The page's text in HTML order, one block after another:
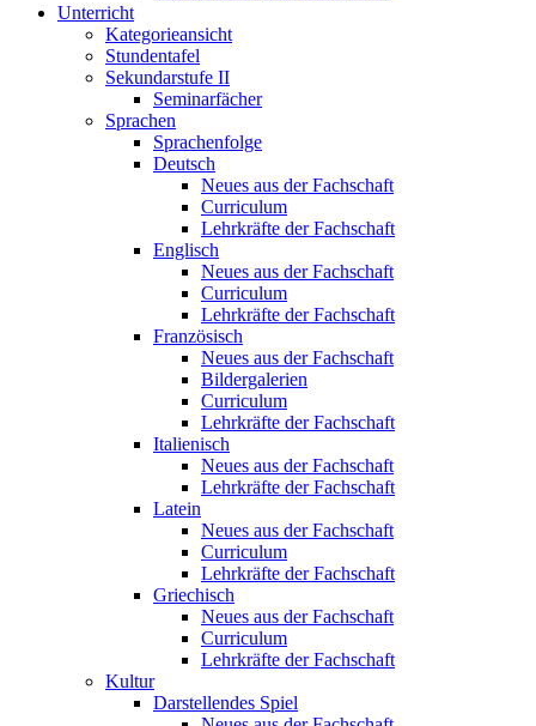
Unterricht
Kategorieansicht
Stundentafel
Sekundarstufe II
Seminarfächer
Sprachen
Sprachenfolge
Deutsch
Neues aus der Fachschaft
Curriculum
Lehrkräfte der Fachschaft
Englisch
Neues aus der Fachschaft
Curriculum
Lehrkräfte der Fachschaft
Französisch
Neues aus der Fachschaft
Bildergalerien
Curriculum
Lehrkräfte der Fachschaft
Italienisch
Neues aus der Fachschaft
Lehrkräfte der Fachschaft
Latein
Neues aus der Fachschaft
Curriculum
Lehrkräfte der Fachschaft
Griechisch
Neues aus der Fachschaft
Curriculum
Lehrkräfte der Fachschaft
Kultur
Darstellendes Spiel